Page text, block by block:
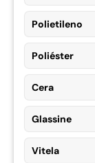
Polietileno
Poliéster
Cera
Glassine
Vitela